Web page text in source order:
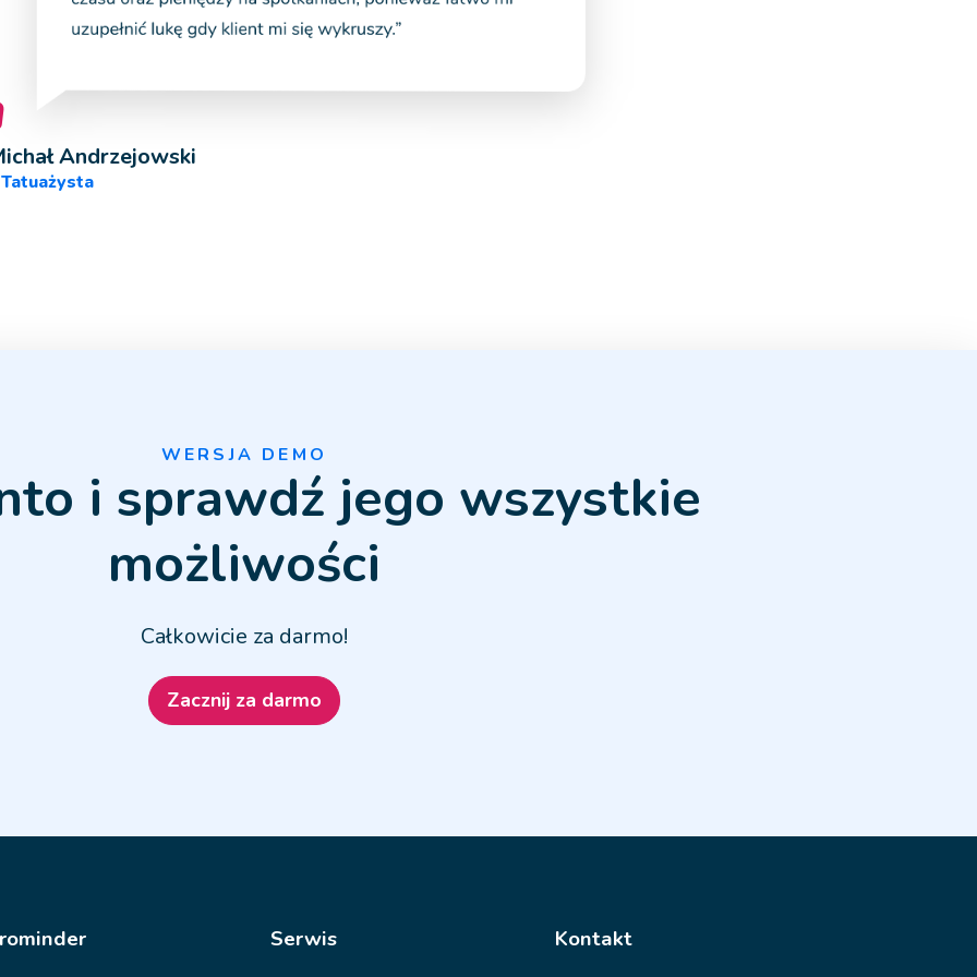
Tatuażysta
Andrzejowski
WERSJA DEMO
i sprawdź jego wszystkie
możliwości
Całkowicie za darmo!
Zacznij za darmo
Serwis Kontakt